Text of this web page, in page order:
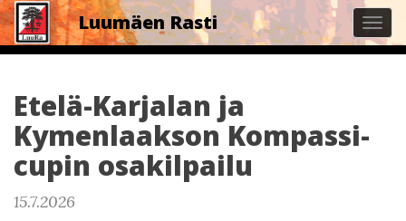
Luumäen Rasti
Etelä-Karjalan ja
Kymenlaakson Kompassi-
cupin osakilpailu
15.7.2026